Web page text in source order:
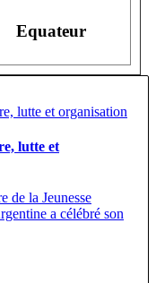
Equateur
lutte et
de la Jeunesse
a célébré son